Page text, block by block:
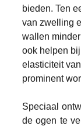
bieden. Ten
van zwelling
wallen
ook helpen
elasticiteit
prominent
Speciaal
de ogen te